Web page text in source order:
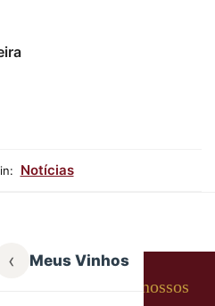
Notícias
‹ Meus Vinhos
apaixonados por nossos